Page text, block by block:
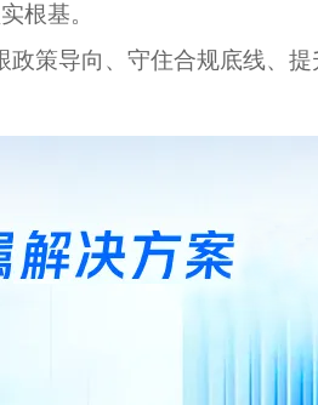
根基。
策导向、守住合规底线、